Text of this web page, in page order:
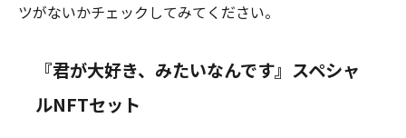
ツがないかチェックしてみてください。
『君が大好き、みたいなんです』スペシャ
ルNFTセット